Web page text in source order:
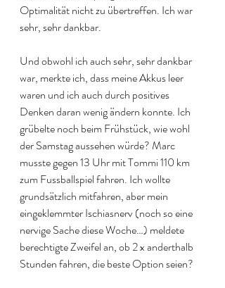
Optimalität nicht zu übertreffen. Ich war
sehr, sehr dankbar.
Und obwohl ich auch sehr, sehr dankbar
war, merkte ich, dass meine Akkus leer
waren und ich auch durch positives
Denken daran wenig ändern konnte. Ich
grübelte noch beim Frühstück, wie wohl
der Samstag aussehen würde? Marc
musste gegen 13 Uhr mit Tommi 110 km
zum Fussballspiel fahren. Ich wollte
grundsätzlich mitfahren, aber mein
eingeklemmter Ischiasnerv (noch so eine
nervige Sache diese Woche…) meldete
berechtigte Zweifel an, ob 2 x anderthalb
Stunden fahren, die beste Option seien?